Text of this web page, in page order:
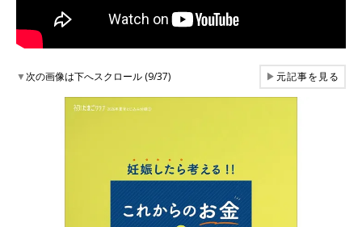
▼次の画像は下へスクロール (9/37) ▶元記事を見る